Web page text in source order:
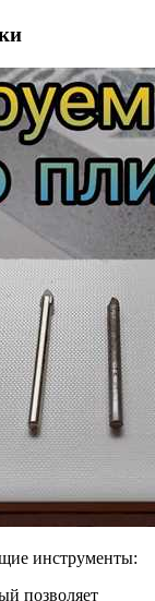
инструменты:
позволяет